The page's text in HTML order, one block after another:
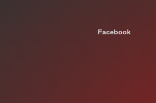
Facebook